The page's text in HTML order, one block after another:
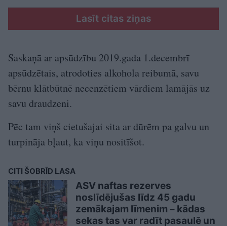
Lasīt citas ziņas
Saskaņā ar apsūdzību 2019.gada 1.decembrī
apsūdzētais, atrodoties alkohola reibumā, savu
bērnu klātbūtnē necenzētiem vārdiem lamājās uz
savu draudzeni.
Pēc tam viņš cietušajai sita ar dūrēm pa galvu un
turpināja bļaut, ka viņu nositīšot.
CITI ŠOBRĪD LASA
ASV naftas rezerves
noslīdējušas līdz 45 gadu
zemākajam līmenim – kādas
sekas tas var radīt pasaulē un